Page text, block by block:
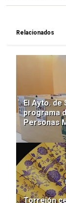
Relacionados
El Ayto. de
programa
Personas
Torrejón